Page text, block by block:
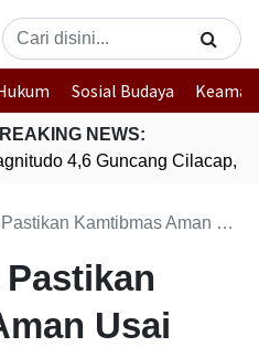
Sosial Budaya
NEWS:
4,6 Guncang Cilacap,
Kamtibmas Aman Usai Putusan MK
Usai